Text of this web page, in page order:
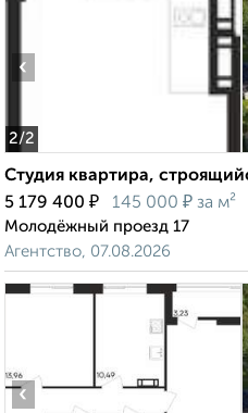
2/2
‹
Студия квартира,
5 179 400 ₽ 145 000 ₽ за м²
Молодёжный проезд 17
Агентство, 07.08.2026
‹